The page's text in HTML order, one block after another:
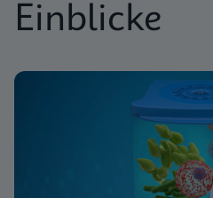
Einblicke